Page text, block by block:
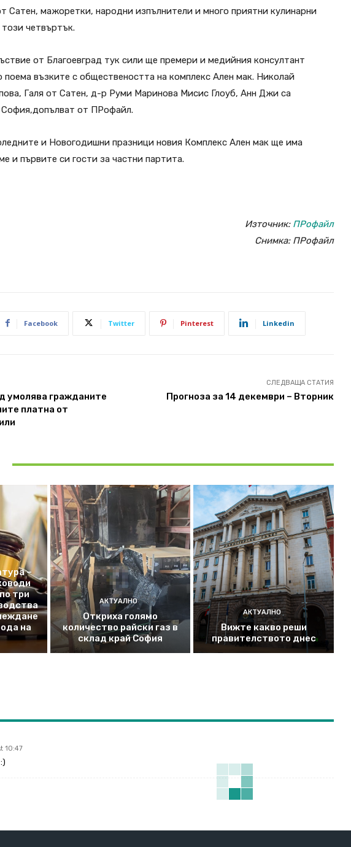
Сатен, мажоретки, народни изпълнители и много приятни кулинарни
четвъртък.
от Благоевград тук сили ще премери и медийния консултант
поема възките с обществеността на комплекс Ален мак. Николай
Галя от Сатен, д-р Руми Маринова Мисис Глоуб, Анн Джи са
София,допълват от ПРофайл.
и Новогодишни празници новия Комплекс Ален мак ще има
и първите си гости за частни партита.
Източник: ПРофайл
Снимка: ПРофайл
Facebook Twitter Pinterest Linkedin
умолява гражданите
платна от
СЛЕДВАЩА СТАТИЯ
Прогноза за 14 декември – Вторник
–
три
на
АКТУАЛНО
Откриха голямо
количество райски газ в
склад край София
АКТУАЛНО
Вижте какво реши
правителството днес
10:47